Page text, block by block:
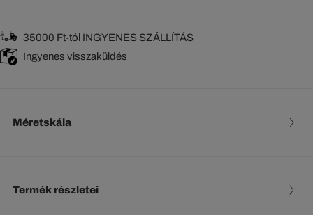
35000 Ft-tól INGYENES SZÁLLÍTÁS
Ingyenes visszaküldés
Méretskála
Termék részletei